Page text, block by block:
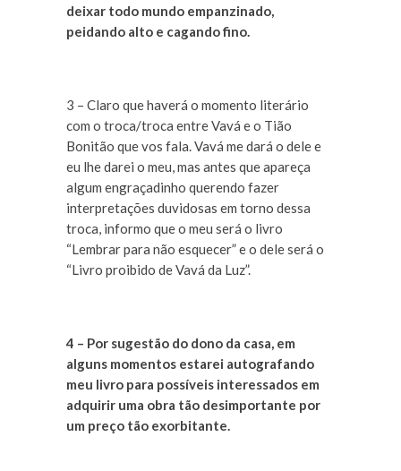
deixar todo mundo empanzinado,
peidando alto e cagando fino.
3 – Claro que haverá o momento literário
com o troca/troca entre Vavá e o Tião
Bonitão que vos fala. Vavá me dará o dele e
eu lhe darei o meu, mas antes que apareça
algum engraçadinho querendo fazer
interpretações duvidosas em torno dessa
troca, informo que o meu será o livro
“Lembrar para não esquecer” e o dele será o
“Livro proibido de Vavá da Luz”.
4 – Por sugestão do dono da casa, em
alguns momentos estarei autografando
meu livro para possíveis interessados em
adquirir uma obra tão desimportante por
um preço tão exorbitante.